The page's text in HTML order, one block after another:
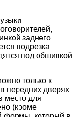
заднего
подрезка
под обшивкой
только к
передних дверях
место для
(кроме